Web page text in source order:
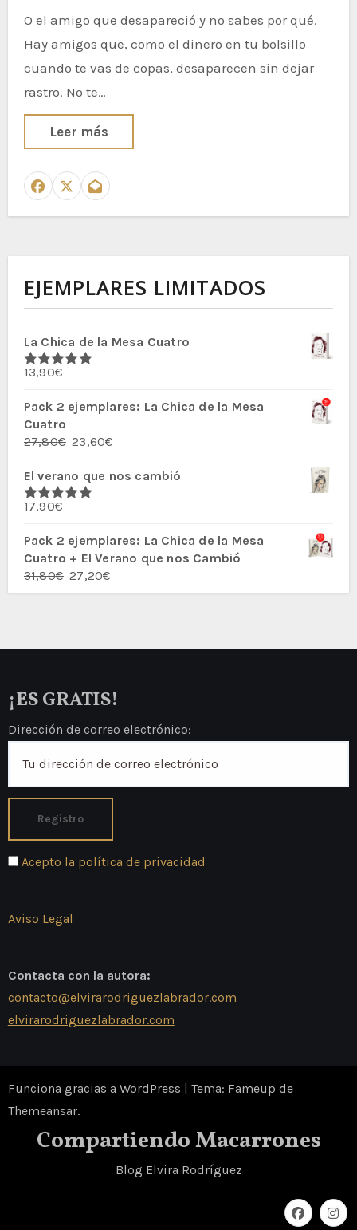
O el amigo que desapareció y no sabes por qué.
Hay amigos que, como el dinero en tu bolsillo
cuando te vas de copas, desaparecen sin dejar
rastro. No te…
Leer más
EJEMPLARES LIMITADOS
La Chica de la Mesa Cuatro
Valorado
5
13,90€
Pack 2 ejemplares: La Chica de la Mesa
Cuatro
27,80€ El
original
era:
23,60€
actual
El verano que nos cambió
Valorado
5
17,90€
Pack 2 ejemplares: La Chica de la Mesa
Cuatro + El Verano que nos Cambió
31,80€ El
precio
31,80€.
27,20€
precio
27,20€.
¡ES GRATIS!
Dirección de correo electrónico:
Acepto la política de privacidad
Aviso Legal
Contacta con la autora:
contacto@elvirarodriguezlabrador.com
elvirarodriguezlabrador.com
Funciona gracias a WordPress | Tema: Fameup de
Themeansar.
Compartiendo Macarrones
Blog Elvira Rodríguez